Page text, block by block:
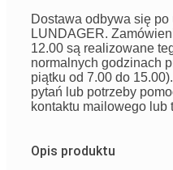
Dostawa odbywa się
LUNDAGER.
12.00 są realizowane
normalnych godzinach
piątku od 7.00 do
pytań lub potrzeby
kontaktu mailowego lub
Opis produktu